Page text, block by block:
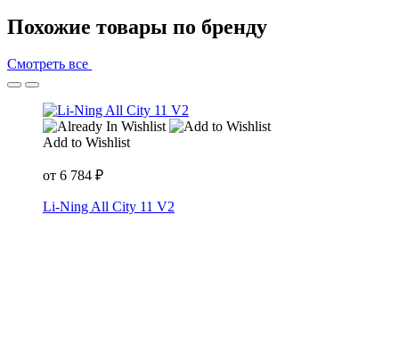
Похожие товары по бренду
Смотреть все
Add to Wishlist
от 6 784 ₽
Li-Ning All City 11 V2